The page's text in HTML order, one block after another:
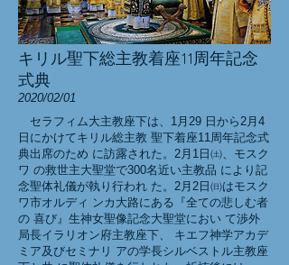
キリル聖下総主教着座11周年記念
式典
2020/02/01
セラフィム大主教座下は、1月29 日から2月4
日にかけてキリル総主教 聖下着座11周年記念式
典出席のため に訪露された。2月1日㈯、モスク
ワ の救世主大聖堂で300名近い主教品 により記
念聖体礼儀が執り行われ た。2月2日㈰はモスク
ワ市オルディ ンカ大路にある『全ての悲しむ者
の 喜び』生神女聖像記念大聖堂におい て渉外
局長イラリオン府主教座下、 キエフ神学アカデ
ミア及びセミナリ アの学長シルベストル主教座